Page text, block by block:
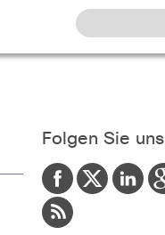
Folgen Sie uns